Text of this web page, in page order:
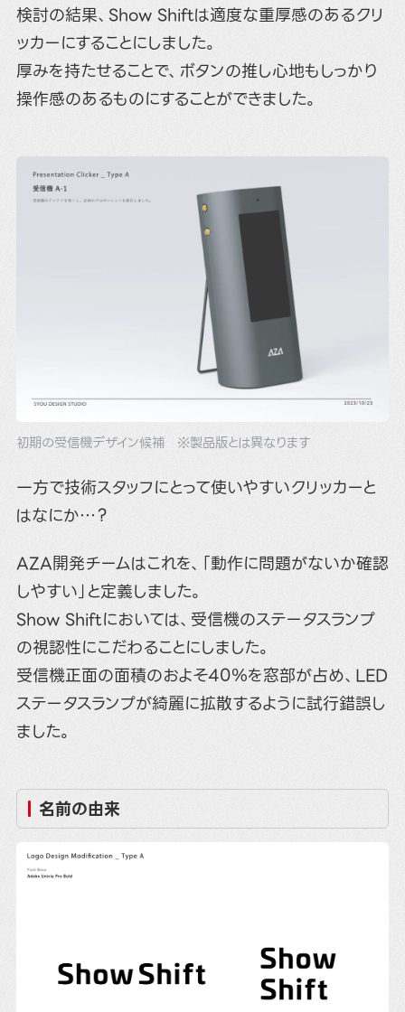
検討の結果、Show Shiftは適度な重厚感のあるクリ
ッカーにすることにしました。
厚みを持たせることで、ボタンの推し心地もしっかり
操作感のあるものにすることができました。
初期の受信機デザイン候補 ※製品版とは異なります
一方で技術スタッフにとって使いやすいクリッカーと
はなにか…？
AZA開発チームはこれを、「動作に問題がないか確認
しやすい」と定義しました。
Show Shiftにおいては、受信機のステータスランプ
の視認性にこだわることにしました。
受信機正面の面積のおよそ40％を窓部が占め、LED
ステータスランプが綺麗に拡散するように試行錯誤し
ました。
名前の由来